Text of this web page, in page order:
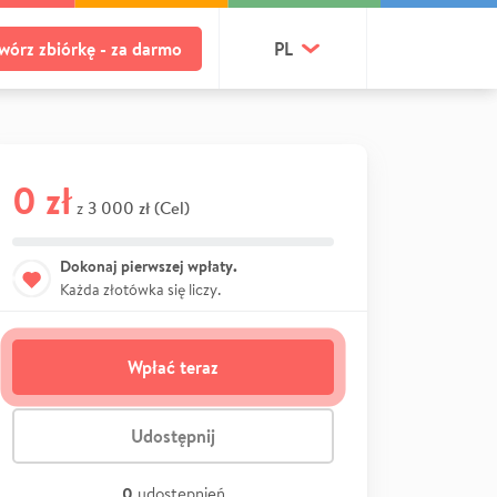
zbiórkę - za darmo PL
0 zł z 3 000 zł (Cel)
Dokonaj pierwszej wpłaty.
Każda złotówka się liczy.
Wpłać teraz
Udostępnij